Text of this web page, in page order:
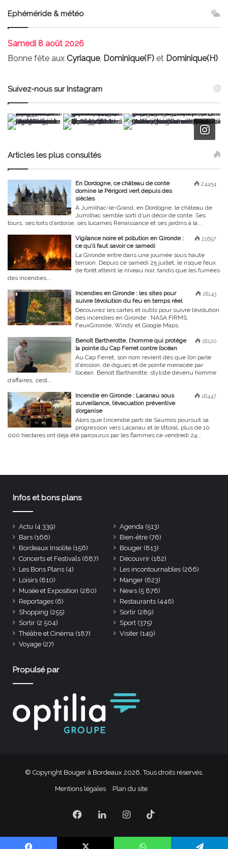
Ephéméride & météo
Samedi 8 août 2026
Bonne fête aux Cyriaque, Dominique(F) et Dominique(H)
Suivez-nous sur Instagram
Articles les plus consultés
24454
En Dordogne, ce château de conte
domine le Périgord vert depuis des
siècles
À Jumilhac-le-Grand, en Dordogne, le château de
Jumilhac semble sorti d’un décor de conte. Ses
tours, ses toits d’ardoise, ses lucarnes Renaissance et ses jardins à la...
21697
Vigilance noire et pollution en Gironde :
ce qu’il faut savoir ce samedi
La Gironde entre dans une journée sous haute
tension. Depuis ce samedi 25 juillet, le risque feux
de forêt atteint le niveau noir, tandis que les fumées
des incendies...
18143
Incendies en Gironde : les sites pour
suivre l’évolution du feu en temps réel
Découvrez les cartes et outils pour suivre l’évolution
des incendies en Gironde : NASA FIRMS,
FeuxGironde, Windy et Google Maps.
18120
Benoît Bartherotte, l’homme qui protège
la pointe du Cap Ferret contre l’océan
Au Cap Ferret, son nom revient dès que l’on parle
d’érosion, de digues et de pointe menacée par
l’océan. Benoît Bartherotte, styliste devenu homme
d’affaires, s’est...
16447
Incendie en Gironde : Lacanau sous
surveillance, l’évacuation préventive
s’organise
Alors que l’incendie parti de Saumos poursuit sa
progression vers Lacanau et le littoral, plus de 10
000 hectares ont déjà été parcourus par les flammes ce vendredi 24...
Infos et bons plans
Actu (4 339) Agenda (513)
Bars (166) Bien-être (76)
Bordeaux Insolite (156) Bouger (813)
Concerts et Festivals (687) Découvrir (182)
Les Bons Plans (4) Les incontournables (266)
Loisirs (810) Manger (623)
Musée et Exposition (280) News (5 876)
Reportages (6) Restaurants (446)
Shopping (255) Sortir (289)
Sortir (2 504) Sport (375)
Théâtre et Cinéma (187) Visiter (149)
Voyage (27)
Propulsé par
© Copyright Bouger à Bordeaux 2026. Tous droits réservés.
Mentions légales Plan du site
Facebook
LinkedinInstagram